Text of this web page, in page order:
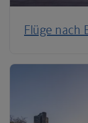
Flüge nach